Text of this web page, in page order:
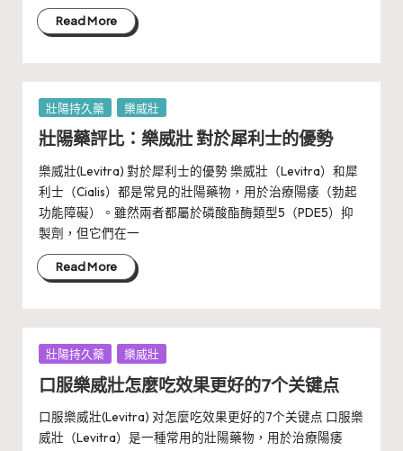
Read More
Posted
in
壯陽持久藥 樂威壯
壯陽藥評比：樂威壯 對於犀利士的優勢
樂威壯(Levitra) 對於犀利士的優勢 樂威壯（Levitra）和犀
利士（Cialis）都是常見的壯陽藥物，用於治療陽痿（勃起
功能障礙）。雖然兩者都屬於磷酸酯酶類型5（PDE5）抑
製劑，但它們在一
Read More
Posted
壯陽持久藥 樂威壯
口服樂威壯怎麼吃效果更好的7个关键点
口服樂威壯(Levitra) 对怎麼吃效果更好的7个关键点 口服樂
威壯（Levitra）是一種常用的壯陽藥物，用於治療陽痿